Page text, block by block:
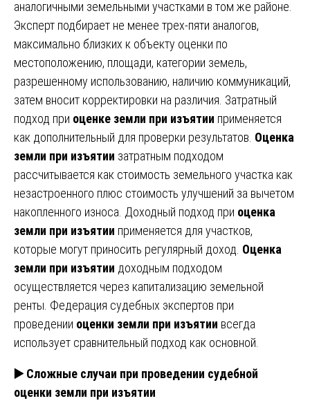
аналогичными земельными участками в том же районе.
Эксперт подбирает не менее трех-пяти аналогов,
максимально близких к объекту оценки по
местоположению, площади, категории земель,
разрешенному использованию, наличию коммуникаций,
затем вносит корректировки на различия. Затратный
подход при оценке земли при изъятии применяется
как дополнительный для проверки результатов. Оценка
земли при изъятии затратным подходом
рассчитывается как стоимость земельного участка как
незастроенного плюс стоимость улучшений за вычетом
накопленного износа. Доходный подход при оценка
земли при изъятии применяется для участков,
которые могут приносить регулярный доход. Оценка
земли при изъятии доходным подходом
осуществляется через капитализацию земельной
ренты. Федерация судебных экспертов при
проведении оценки земли при изъятии всегда
использует сравнительный подход как основной.
▶️ Сложные случаи при проведении судебной
оценки земли при изъятии